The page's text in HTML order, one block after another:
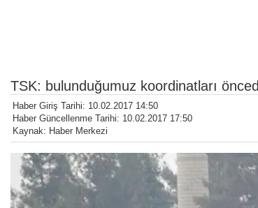
TSK: bulunduğumuz koordinatları
Haber Giriş Tarihi: 10.02.2017 14:50
Haber Güncellenme Tarihi: 10.02.2017 17:50
Kaynak: Haber Merkezi